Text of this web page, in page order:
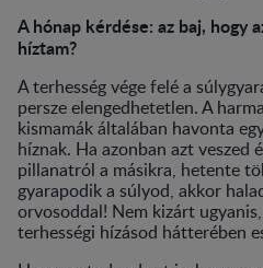
A hónap kérdése: az baj, hogy
híztam?
A terhesség vége felé a
persze elengedhetetlen. A
kismamák általában havonta
híznak. Ha azonban azt veszed
pillanatról a másikra, hetente
gyarapodik a súlyod, akkor
orvosoddal! Nem kizárt
terhességi hízásod hátterében